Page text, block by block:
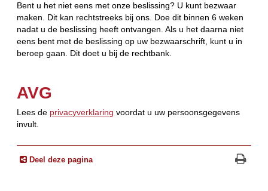
Bent u het niet eens met onze beslissing? U kunt bezwaar
maken. Dit kan rechtstreeks bij ons. Doe dit binnen 6 weken
nadat u de beslissing heeft ontvangen. Als u het daarna niet
eens bent met de beslissing op uw bezwaarschrift, kunt u in
beroep gaan. Dit doet u bij de rechtbank.
AVG
Lees de privacyverklaring voordat u uw persoonsgegevens
invult.
Deel deze pagina